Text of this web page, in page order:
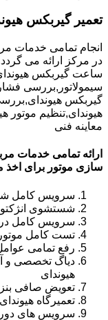
تعمیر گیربکس
انجام تمامی خدمات
در مرکز ارائه می
ساعت گیربکس
سیمولاتور,بررسی
گیربکس
هیوندای,تنظیم موتور
معاینه فنی
ارائه تمامی خدمات
سازی موتور برای اخذ
سرویس کامل
شستشوی
سرویس کامل
تست کامل موتور
رفع تمامی
دیاگ تخصصی و
هیوندای
تعویض صافی
تعمیرگاه هیوندای
سرویس های دوره